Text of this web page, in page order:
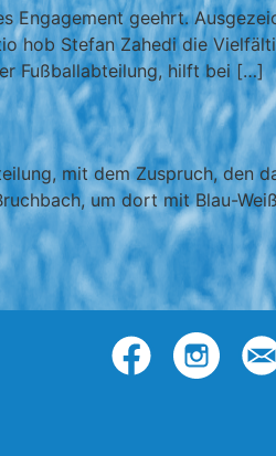
Engagement geehrt.
hob Stefan Zahedi die
Fußballabteilung, hilft bei […]
mit dem Zuspruch, den
um dort mit Blau-